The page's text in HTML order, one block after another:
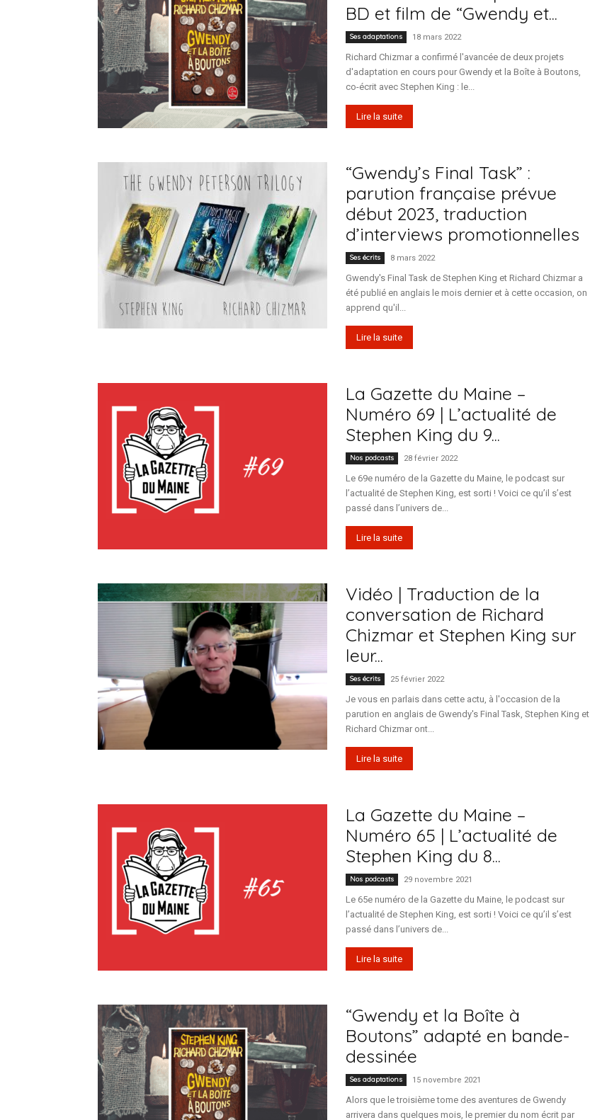
BD et film de “Gwendy et...
Ses adaptations 18 mars 2022
Richard Chizmar a confirmé l'avancée de deux projets
d'adaptation en cours pour Gwendy et la Boîte à Boutons,
co-écrit avec Stephen King : le...
Lire la suite
“Gwendy’s Final Task” :
parution française prévue
début 2023, traduction
d’interviews promotionnelles
Ses écrits 8 mars 2022
Gwendy's Final Task de Stephen King et Richard Chizmar a
été publié en anglais le mois dernier et à cette occasion, on
apprend qu'il...
Lire la suite
La Gazette du Maine –
Numéro 69 | L’actualité de
Stephen King du 9...
Nos podcasts 28 février 2022
Le 69e numéro de la Gazette du Maine, le podcast sur
l’actualité de Stephen King, est sorti ! Voici ce qu’il s’est
passé dans l’univers de...
Lire la suite
Vidéo | Traduction de la
conversation de Richard
Chizmar et Stephen King sur
leur...
Ses écrits 25 février 2022
Je vous en parlais dans cette actu, à l'occasion de la
parution en anglais de Gwendy's Final Task, Stephen King et
Richard Chizmar ont...
Lire la suite
La Gazette du Maine –
Numéro 65 | L’actualité de
Stephen King du 8...
Nos podcasts 29 novembre 2021
Le 65e numéro de la Gazette du Maine, le podcast sur
l’actualité de Stephen King, est sorti ! Voici ce qu’il s’est
passé dans l’univers de...
Lire la suite
“Gwendy et la Boîte à
Boutons” adapté en bande-
dessinée
Ses adaptations 15 novembre 2021
Alors que le troisième tome des aventures de Gwendy
arrivera dans quelques mois, le premier du nom écrit par